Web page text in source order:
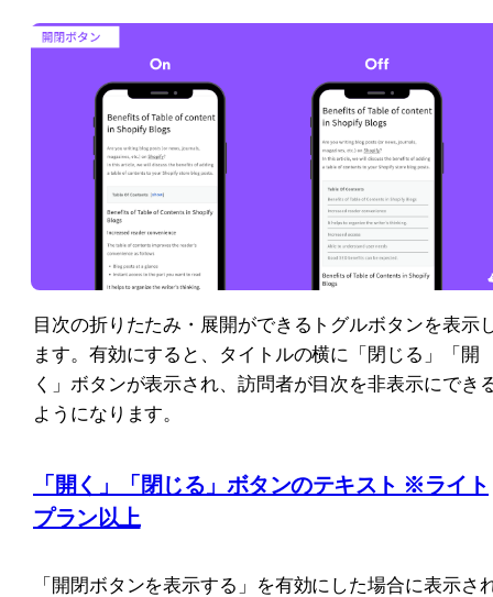
目次の折りたたみ・展開ができるトグルボタンを表示
ます。有効にすると、タイトルの横に「閉じる」「開
く」ボタンが表示され、訪問者が目次を非表示にでき
ようになります。
「開く」「閉じる」ボタンのテキスト ※ライト
プラン以上
「開閉ボタンを表示する」を有効にした場合に表示さ